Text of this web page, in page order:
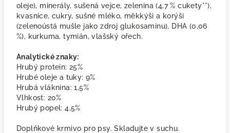
oleje), minerály, sušená vejce, zelenina (4,7 % cukety**),
kvasnice, cukry, sušné mléko, měkkýši a korýši
(zelenoústá mušle jako zdroj glukosaminu), DHA (0,06
%), kurkuma, tymián, vlašský ořech.
Analytické znaky:
Hrubý protein: 25%
Hrubé oleje a tuky: 9%
Hrubá vláknina: 1,5%
Vlhkost: 20%
Hrubý popel: 4,5%
Doplňkové krmivo pro psy. Skladujte v suchu.